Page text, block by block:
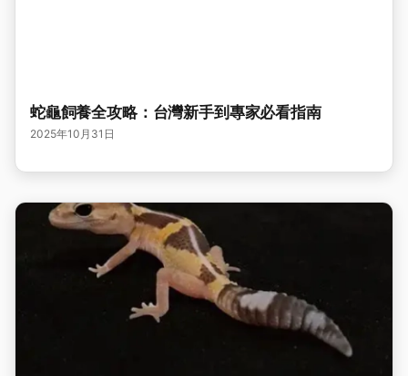
蛇龜飼養全攻略：台灣新手到專家必看指南
2025年10月31日